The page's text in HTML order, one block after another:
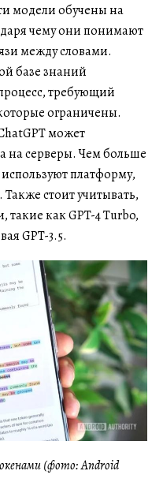
модели обучены на
чему они понимают
между словами.
базе знаний
требующий
ограничены.
может
на серверы. Чем больше
платформу,
стоит учитывать,
такие как GPT-4 Turbo,
GPT-3.5.
(фото: Android